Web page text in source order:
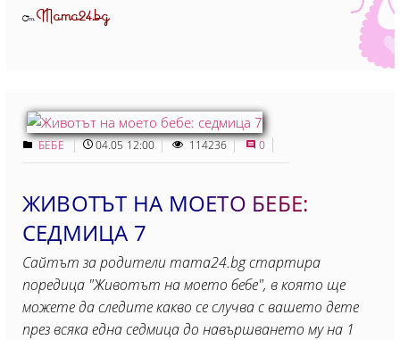
ОтMama24.bg
БЕБЕ 04.05 12:00 114236 0
ЖИВОТЪТ НА МОЕТО БЕБЕ:
СЕДМИЦА 7
Сайтът за родители mama24.bg стартира
поредица "Животът на моето бебе", в която ще
можете да следите какво се случва с вашето дете
през всяка една седмица до навършването му на 1